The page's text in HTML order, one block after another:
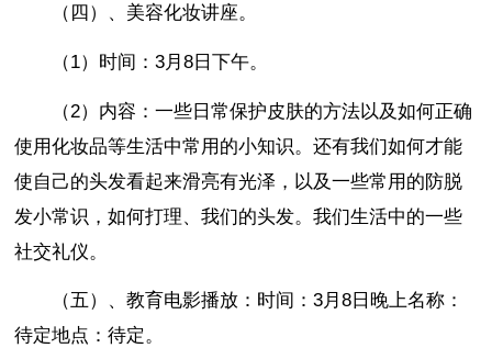
（四）、美容化妆讲座。
（1）时间：3月8日下午。
（2）内容：一些日常保护皮肤的方法以及如何正确
使用化妆品等生活中常用的小知识。还有我们如何才能
使自己的头发看起来滑亮有光泽，以及一些常用的防脱
发小常识，如何打理、我们的头发。我们生活中的一些
社交礼仪。
（五）、教育电影播放：时间：3月8日晚上名称：
待定地点：待定。